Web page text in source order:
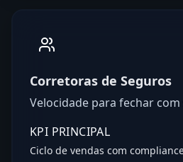
Corretoras de Seguros
Velocidade para fechar
KPI PRINCIPAL
Ciclo de vendas com